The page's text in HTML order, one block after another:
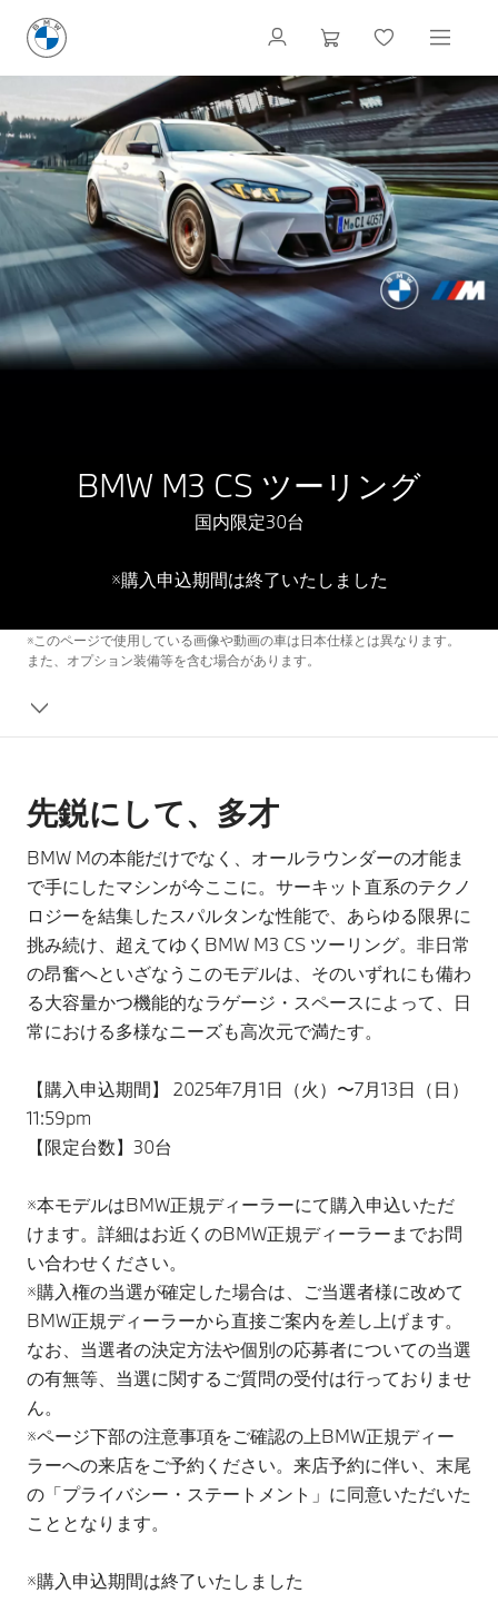
BMW M3 CS ツーリング
国内限定30台
※購入申込期間は終了いたしました
※このページで使用している画像や動画の車は日本仕様とは異なります。
また、オプション装備等を含む場合があります。
先鋭にして、多才
BMW Mの本能だけでなく、オールラウンダーの才能ま
で手にしたマシンが今ここに。サーキット直系のテクノ
ロジーを結集したスパルタンな性能で、あらゆる限界に
挑み続け、超えてゆくBMW M3 CS ツーリング。非日常
の昂奮へといざなうこのモデルは、そのいずれにも備わ
る大容量かつ機能的なラゲージ・スペースによって、日
常における多様なニーズも高次元で満たす。
【購入申込期間】 2025年7月1日（火）〜7月13日（日）
11:59pm
【限定台数】30台
※本モデルはBMW正規ディーラーにて購入申込いただ
けます。詳細はお近くのBMW正規ディーラーまでお問
い合わせください。
※購入権の当選が確定した場合は、ご当選者様に改めて
BMW正規ディーラーから直接ご案内を差し上げます。
なお、当選者の決定方法や個別の応募者についての当選
の有無等、当選に関するご質問の受付は行っておりませ
ん。
※ページ下部の注意事項をご確認の上BMW正規ディー
ラーへの来店をご予約ください。来店予約に伴い、末尾
の「プライバシー・ステートメント」に同意いただいた
こととなります。
※購入申込期間は終了いたしました